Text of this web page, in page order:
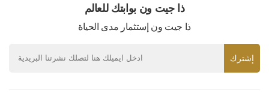
ذا جيت ون بوابتك للعالم
ذا جيت ون إستثمار مدى الحياة
إشترك